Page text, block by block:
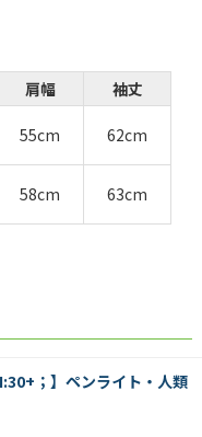
肩幅 袖丈
55cm 62cm
58cm 63cm
；】ペンライト・人類